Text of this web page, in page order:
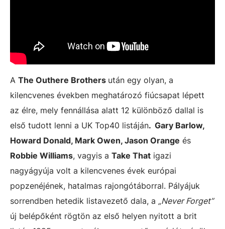
A The Outhere Brothers után egy olyan, a
kilencvenes években meghatározó fiúcsapat lépett
az élre, mely fennállása alatt 12 különböző dallal is
első tudott lenni a UK Top40 listáján. Gary Barlow,
Howard Donald, Mark Owen, Jason Orange és
Robbie Williams, vagyis a Take That igazi
nagyágyúja volt a kilencvenes évek európai
popzenéjének, hatalmas rajongótáborral. Pályájuk
sorrendben hetedik listavezető dala, a „Never Forget”
új belépőként rögtön az első helyen nyitott a brit